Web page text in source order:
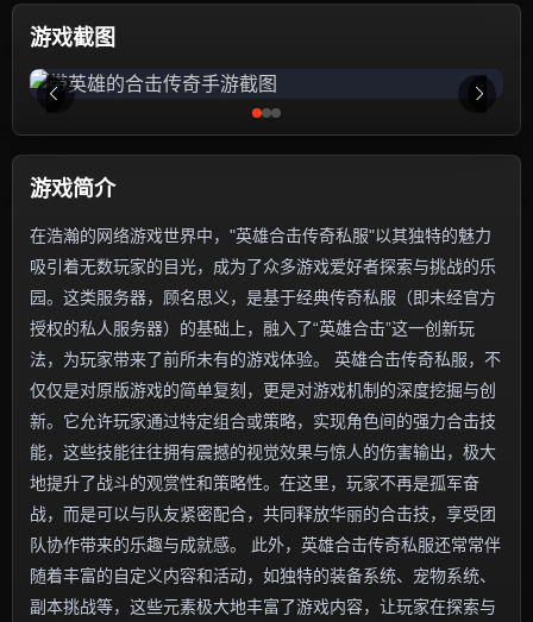
游戏截图
游戏简介
在浩瀚的网络游戏世界中，"英雄合击传奇私服"以其独特的魅力
吸引着无数玩家的目光，成为了众多游戏爱好者探索与挑战的乐
园。这类服务器，顾名思义，是基于经典传奇私服（即未经官方
授权的私人服务器）的基础上，融入了“英雄合击”这一创新玩
法，为玩家带来了前所未有的游戏体验。 英雄合击传奇私服，不
仅仅是对原版游戏的简单复刻，更是对游戏机制的深度挖掘与创
新。它允许玩家通过特定组合或策略，实现角色间的强力合击技
能，这些技能往往拥有震撼的视觉效果与惊人的伤害输出，极大
地提升了战斗的观赏性和策略性。在这里，玩家不再是孤军奋
战，而是可以与队友紧密配合，共同释放华丽的合击技，享受团
队协作带来的乐趣与成就感。 此外，英雄合击传奇私服还常常伴
随着丰富的自定义内容和活动，如独特的装备系统、宠物系统、
副本挑战等，这些元素极大地丰富了游戏内容，让玩家在探索与